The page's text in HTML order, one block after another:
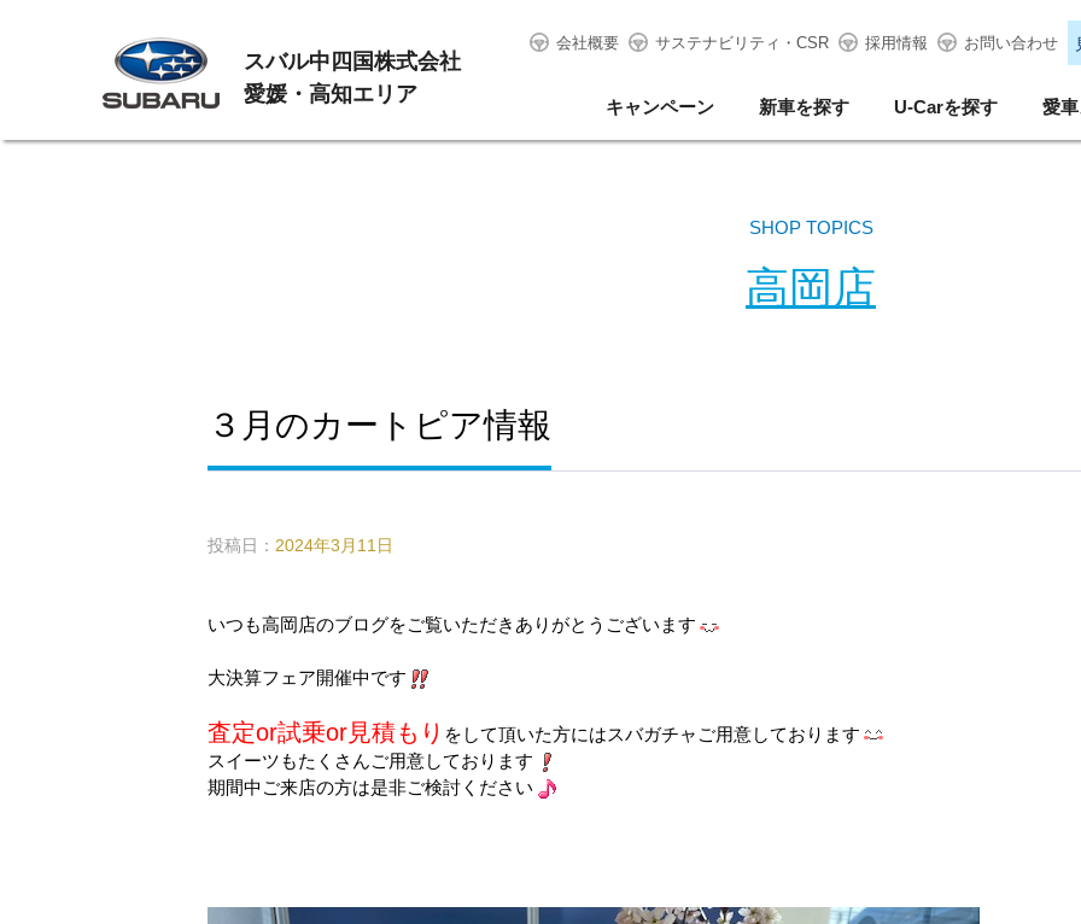
スバル中四国株式会社
愛媛・高知エリア
会社概要 サステナビリティ・CSR 採用情報 お問い合わせ
キャンペーン 新車を探す U-Carを探す 愛
SHOP TOPICS
高岡店
３月のカートピア情報
投稿日： 2024年3月11日
いつも高岡店のブログをご覧いただきありがとうございます
大決算フェア開催中です
査定or試乗or見積もり をして頂いた方にはスバガチャご用意しております
スイーツもたくさんご用意しております
期間中ご来店の方は是非ご検討ください